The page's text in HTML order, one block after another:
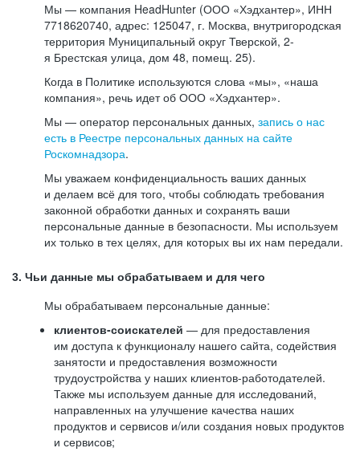
Мы — компания HeadHunter (ООО «Хэдхантер», ИНН
7718620740, адрес: 125047, г. Москва, внутригородская
территория Муниципальный округ Тверской, 2-
я Брестская улица, дом 48, помещ. 25).
Когда в Политике используются слова «мы», «наша
компания», речь идет об ООО «Хэдхантер».
Мы — оператор персональных данных, запись о нас
есть в Реестре персональных данных на сайте
Роскомнадзора.
Мы уважаем конфиденциальность ваших данных
и делаем всё для того, чтобы соблюдать требования
законной обработки данных и сохранять ваши
персональные данные в безопасности. Мы используем
их только в тех целях, для которых вы их нам передали.
3. Чьи данные мы обрабатываем и для чего
Мы обрабатываем персональные данные:
клиентов-соискателей — для предоставления
им доступа к функционалу нашего сайта, содействия
занятости и предоставления возможности
трудоустройства у наших клиентов-работодателей.
Также мы используем данные для исследований,
направленных на улучшение качества наших
продуктов и сервисов и/или создания новых продуктов
и сервисов;